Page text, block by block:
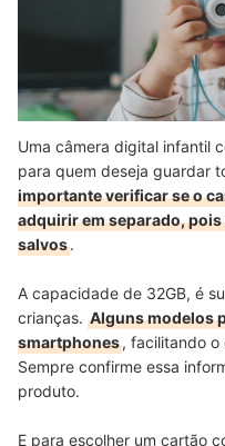
Uma câmera digital infantil
para quem deseja guardar
importante verificar se o
adquirir em separado,
salvos.
A capacidade de 32GB, é
crianças. Alguns modelos
smartphones, facilitando o
Sempre confirme essa
produto.
E para escolher um cartão